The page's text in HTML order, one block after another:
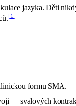
jazyka. Děti
[1 ]
formu SMA.
svalových